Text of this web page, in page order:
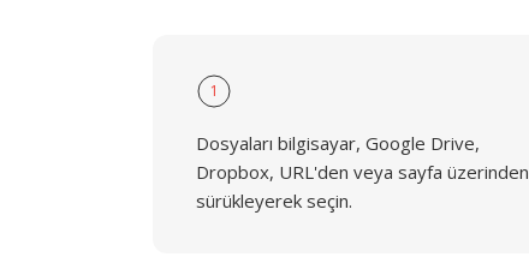
1
Dosyaları bilgisayar, Google Drive,
Dropbox, URL'den veya sayfa üzerinden
sürükleyerek seçin.